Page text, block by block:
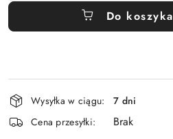
Do koszyka
Dostępność
i
dostawa
Wysyłka w ciągu:
7 dni
Cena przesyłki:
Brak